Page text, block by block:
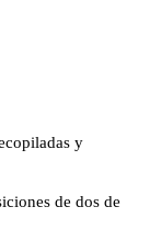
y
de dos de